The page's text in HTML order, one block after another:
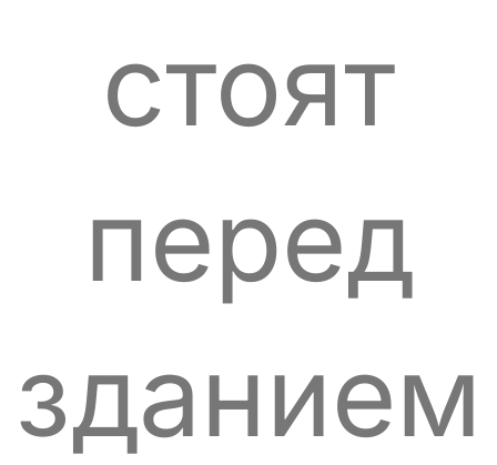
стоят
перед
зданием